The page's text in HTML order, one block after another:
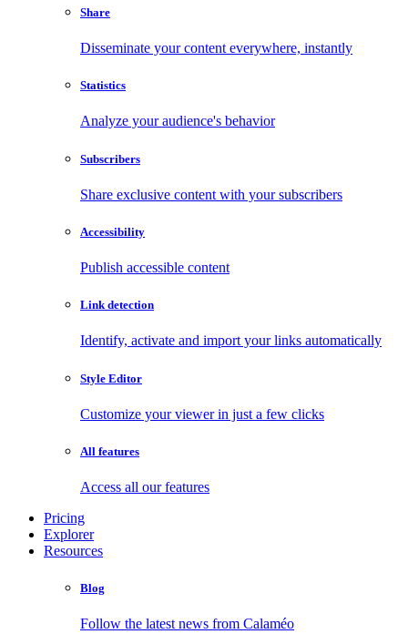
Share
Disseminate your content everywhere, instantly
Statistics
Analyze your audience's behavior
Subscribers
Share exclusive content with your subscribers
Accessibility
Publish accessible content
Link detection
Identify, activate and import your links automatically
Style Editor
Customize your viewer in just a few clicks
All features
Access all our features
Pricing
Explorer
Resources
Blog
Follow the latest news from Calaméo